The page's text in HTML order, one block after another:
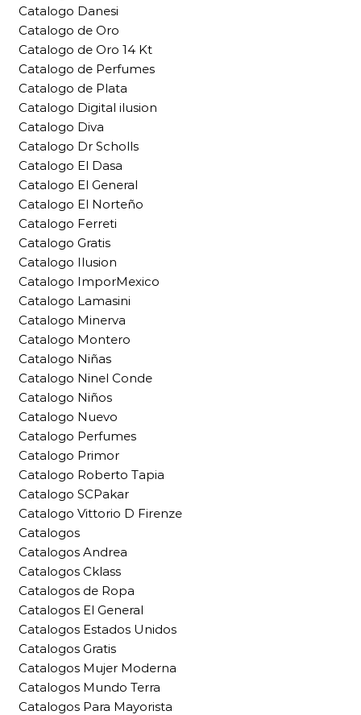
Catalogo Danesi
Catalogo de Oro
Catalogo de Oro 14 Kt
Catalogo de Perfumes
Catalogo de Plata
Catalogo Digital ilusion
Catalogo Diva
Catalogo Dr Scholls
Catalogo El Dasa
Catalogo El General
Catalogo El Norteño
Catalogo Ferreti
Catalogo Gratis
Catalogo Ilusion
Catalogo ImporMexico
Catalogo Lamasini
Catalogo Minerva
Catalogo Montero
Catalogo Niñas
Catalogo Ninel Conde
Catalogo Niños
Catalogo Nuevo
Catalogo Perfumes
Catalogo Primor
Catalogo Roberto Tapia
Catalogo SCPakar
Catalogo Vittorio D Firenze
Catalogos
Catalogos Andrea
Catalogos Cklass
Catalogos de Ropa
Catalogos El General
Catalogos Estados Unidos
Catalogos Gratis
Catalogos Mujer Moderna
Catalogos Mundo Terra
Catalogos Para Mayorista